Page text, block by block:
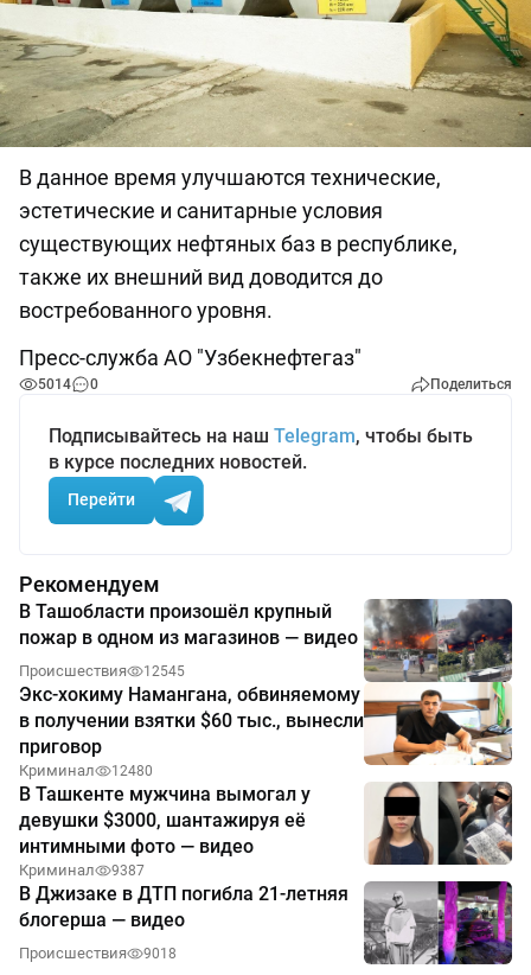
В данное время улучшаются технические,
эстетические и санитарные условия
существующих нефтяных баз в республике,
также их внешний вид доводится до
востребованного уровня.
Пресс-служба АО "Узбекнефтегаз"
5014 0 Поделиться
Подписывайтесь на наш Telegram, чтобы быть
в курсе последних новостей.
Перейти
Рекомендуем
В Ташобласти произошёл крупный
пожар в одном из магазинов — видео
Происшествия 12545
Экс-хокиму Намангана, обвиняемому
в получении взятки $60 тыс., вынесли
приговор
Криминал 12480
В Ташкенте мужчина вымогал у
девушки $3000, шантажируя её
интимными фото — видео
Криминал 9387
В Джизаке в ДТП погибла 21-летняя
блогерша — видео
Происшествия 9018